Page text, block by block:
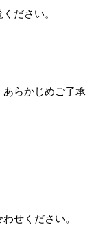
ださい。
らかじめご了承
せください。